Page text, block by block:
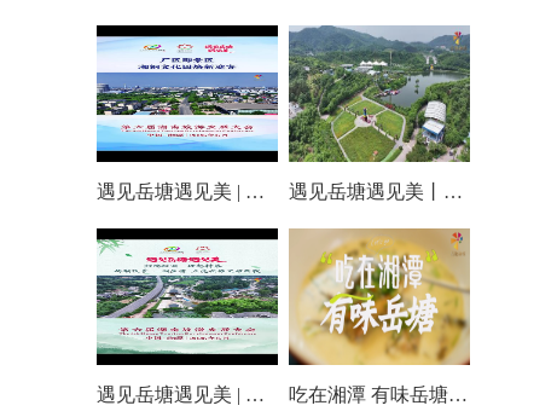
遇见岳塘遇见美 | 厂区即景区，湘钢文化园焕新迎客！ 遇见岳塘遇见美丨盘龙大观园提质焕新迎八方客
遇见岳塘遇见美 | 归隐松涧·理想村落：两期筑景 一涧生香 点亮岳塘文旅新貌 吃在湘潭 有味岳塘丨云盘山下：匠心守本味 小院忆乡愁